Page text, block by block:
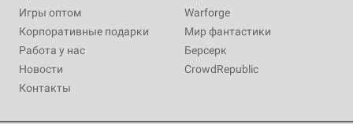
Игры оптом
Корпоративные подарки
Работа у нас
Новости
Контакты
Warforge
Мир фантастики
Берсерк
CrowdRepublic